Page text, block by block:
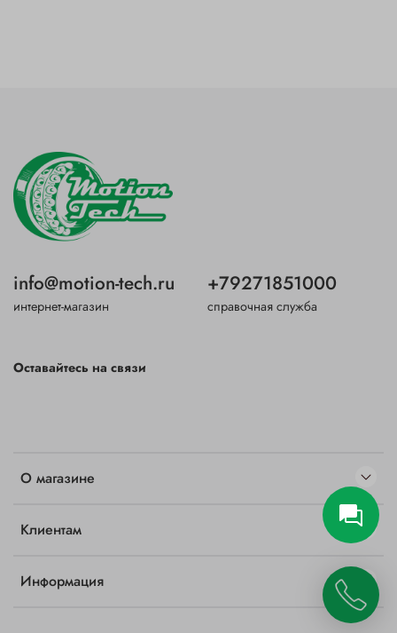
О магазине
Клиентам
Информация
info@motion-tech.ru
интернет-магазин
+79271851000
справочная служба
Оставайтесь на связи